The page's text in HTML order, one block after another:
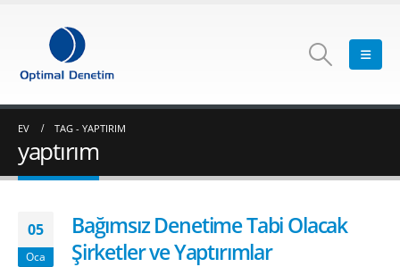
EV TAG - YAPTIRIM
yaptırım
05
Oca
Bağımsız Denetime Tabi Olacak
Şirketler ve Yaptırımlar